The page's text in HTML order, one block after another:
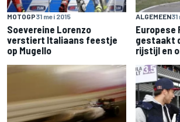
MOTOGP31 mei 2015
Soevereine Lorenzo
verstiert Italiaans feestje
op Mugello
ALGEMEEN
Europese
gestaakt
rijstijl en